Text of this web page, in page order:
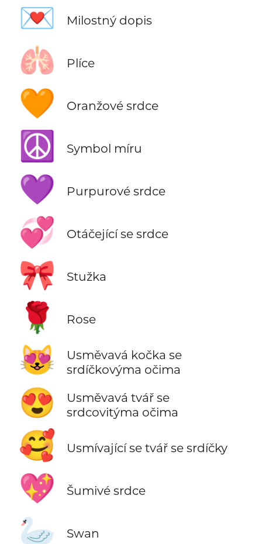
💌 Milostný dopis
🫁 Plíce
🧡 Oranžové srdce
☮️ Symbol míru
💜 Purpurové srdce
💞 Otáčející se srdce
🎀 Stužka
🌹 Rose
😻
Usměvavá kočka se
srdíčkovýma očima
😍
Usměvavá tvář se
srdcovitýma očima
🥰 Usmívající se tvář se srdíčky
💖 Šumivé srdce
🦢 Swan